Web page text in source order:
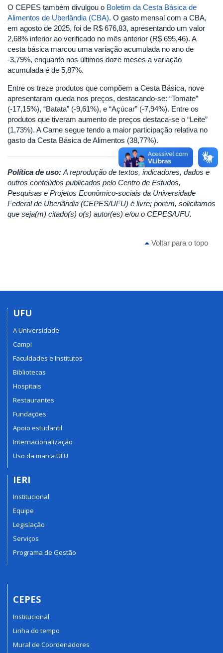
O CEPES também divulgou o Boletim da Cesta Básica de
Alimentos de Uberlândia (CBA). O gasto mensal com a CBA,
em agosto de 2025, foi de R$ 676,83, apresentando um valor
2,68% inferior ao verificado no mês anterior (R$ 695,46). A
cesta básica marcou uma variação acumulada no ano de
-3,79%, enquanto nos últimos doze meses a variação
acumulada é de 5,87%.
Entre os treze produtos que compõem a Cesta Básica, nove
apresentaram queda nos preços, destacando-se: “Tomate”
(-17,15%), “Batata” (-9,61%), e “Açúcar” (-7,94%). Entre os
produtos que tiveram aumento de preços destaca-se o “Leite”
(1,73%). A Carne segue tendo a maior participação relativa no
gasto da Cesta Básica de Alimentos (38,77%).
Política de uso: A reprodução de textos, indicadores, dados e
outros conteúdos publicados pelo Centro de Estudos,
Pesquisas e Projetos Econômico-sociais da Universidade
Federal de Uberlândia (CEPES/UFU) é livre; porém, solicitamos
que seja(m) citado(s) o(s) autor(es) e/ou o CEPES/UFU.
Voltar para o topo
UFU
A Universidade
Campi
Faculdades e Institutos
Bibliotecas
Hospitais
Restaurantes
Fundações
Apoio estudantil
Internacionalização
Uso da marca UFU
IERI
Institucional
Equipe
Legislação
Serviços
Programa de Gestão
CEPES
Institucional
Linha do tempo
Mural de Coordenadores